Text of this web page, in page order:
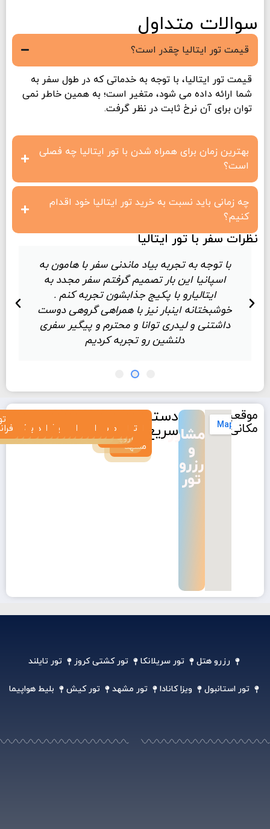
سوالات متداول
قیمت تور ایتالیا چقدر است؟
قیمت تور ایتالیا، با توجه به خدماتی که در طول سفر به
شما ارائه داده می شود، متغیر است؛ به همین خاطر نمی
توان برای آن نرخ ثابت در نظر گرفت.
بهترین زمان برای همراه شدن با تور ایتالیا چه فصلی
است؟
چه زمانی باید نسبت به خرید تور ایتالیا خود اقدام
کنیم؟
نظرات سفر با تور ایتالیا
با توجه به تجربه بیاد ماندنی سفر با هامون به
اسپانیا این بار تصمیم گرفتم سفر مجدد به
ایتالیارو با پکیج جذابشون تجربه کنم .
خوشبختانه اینبار نیز با همراهی گروهی دوست
داشتنی و لیدری توانا و محترم و پیگیر سفری
دلنشین رو تجربه کردیم
موقعیت
مکانی مشاوره
و
رزرو
تور
دسترسی
سریع اروپا
از
مشهد
ترکیبی
اروپا
ایتالیا
هلند
مجارستان
سوئیس
نروژ
اتریش
بلژیکسوئد
اسپانیا
چکیونان
پرتغال
آلمان
اسلواکی
دانمارک
تورتور
رزرو هتل تور سریلانکا تور کشتی کروز تور تایلند
تور استانبول ویزا کانادا تور مشهد تور کیش بلیط هواپیما